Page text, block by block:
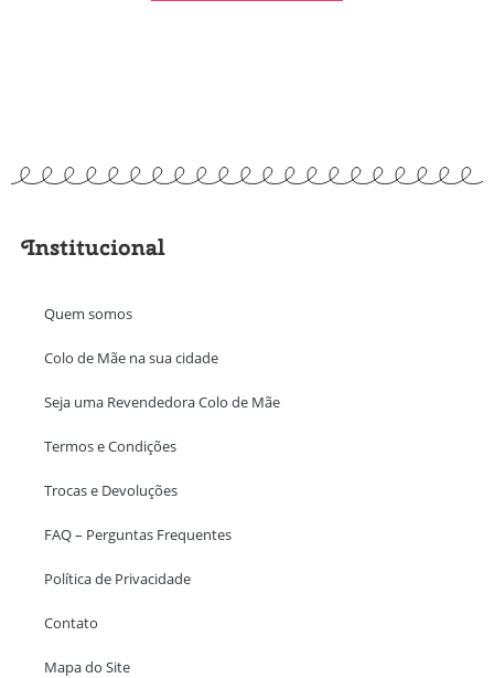
Institucional
Quem somos
Colo de Mãe na sua cidade
Seja uma Revendedora Colo de Mãe
Termos e Condições
Trocas e Devoluções
FAQ – Perguntas Frequentes
Política de Privacidade
Contato
Mapa do Site